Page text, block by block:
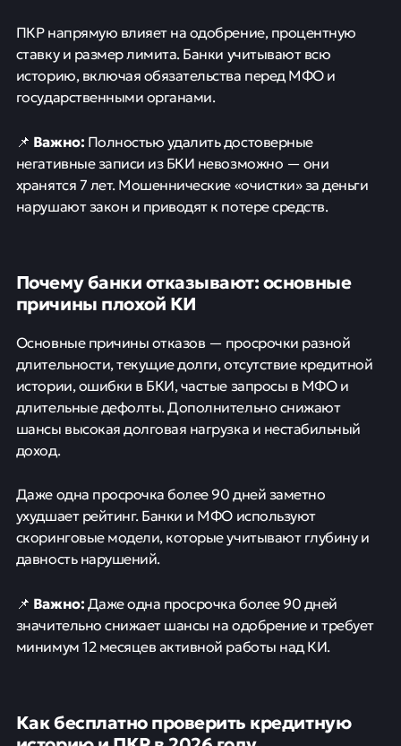
ПКР напрямую влияет на одобрение, процентную
ставку и размер лимита. Банки учитывают всю
историю, включая обязательства перед МФО и
государственными органами.
📌 Важно: Полностью удалить достоверные
негативные записи из БКИ невозможно — они
хранятся 7 лет. Мошеннические «очистки» за деньги
нарушают закон и приводят к потере средств.
Почему банки отказывают: основные
причины плохой КИ
Основные причины отказов — просрочки разной
длительности, текущие долги, отсутствие кредитной
истории, ошибки в БКИ, частые запросы в МФО и
длительные дефолты. Дополнительно снижают
шансы высокая долговая нагрузка и нестабильный
доход.
Даже одна просрочка более 90 дней заметно
ухудшает рейтинг. Банки и МФО используют
скоринговые модели, которые учитывают глубину и
давность нарушений.
📌 Важно:Даже одна просрочка более 90 дней
значительно снижает шансы на одобрение и требует
минимум 12 месяцев активной работы над КИ.
Как бесплатно проверить кредитную